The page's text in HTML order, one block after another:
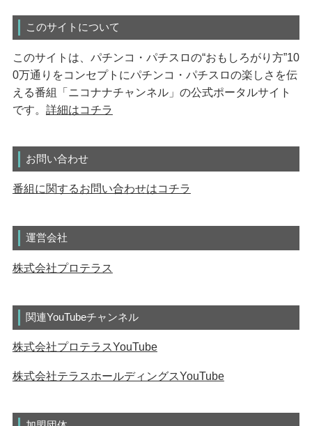
このサイトについて
このサイトは、パチンコ・パチスロの“おもしろがり方”10
0万通りをコンセプトにパチンコ・パチスロの楽しさを伝
える番組「ニコナナチャンネル」の公式ポータルサイト
です。 詳細はコチラ
お問い合わせ
番組に関するお問い合わせはコチラ
運営会社
株式会社プロテラス
関連YouTubeチャンネル
株式会社プロテラスYouTube
株式会社テラスホールディングスYouTube